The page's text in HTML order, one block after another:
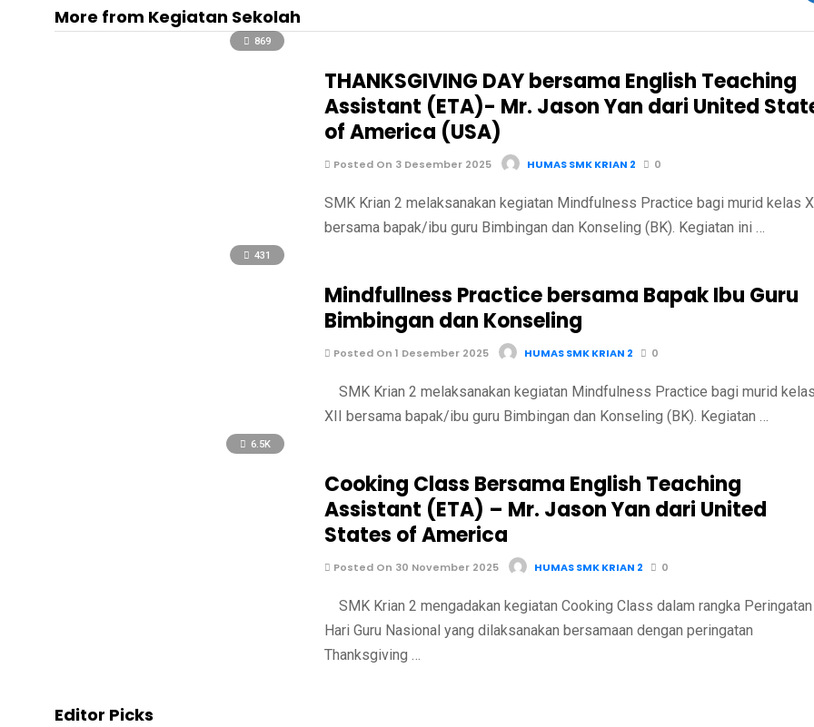
More from Kegiatan Sekolah
869
THANKSGIVING DAY bersama English Teaching
Assistant (ETA)- Mr. Jason Yan dari United
of America (USA)
Posted On 3 Desember 2025 HUMAS SMK KRIAN 2 0
SMK Krian 2 melaksanakan kegiatan Mindfulness Practice bagi murid kelas
bersama bapak/ibu guru Bimbingan dan Konseling (BK). Kegiatan ini …
431
Mindfullness Practice bersama Bapak Ibu Guru
Bimbingan dan Konseling
Posted On 1 Desember 2025 HUMAS SMK KRIAN 2 0
SMK Krian 2 melaksanakan kegiatan Mindfulness Practice bagi murid
XII bersama bapak/ibu guru Bimbingan dan Konseling (BK). Kegiatan …
6.5K
Cooking Class Bersama English Teaching
Assistant (ETA) – Mr. Jason Yan dari United
States of America
Posted On 30 November 2025 HUMAS SMK KRIAN 2 0
SMK Krian 2 mengadakan kegiatan Cooking Class dalam rangka Peringatan
Hari Guru Nasional yang dilaksanakan bersamaan dengan peringatan
Thanksgiving …
Editor Picks